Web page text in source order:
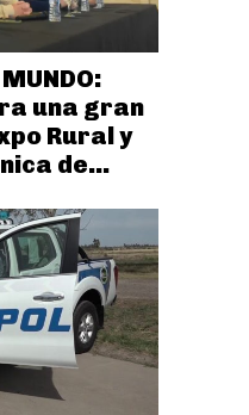
una gran
Rural y
de...